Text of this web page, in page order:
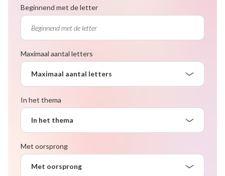
Beginnend met de letter
Maximaal aantal letters
Maximaal aantal letters
In het thema
In het thema
Met oorsprong
Met oorsprong